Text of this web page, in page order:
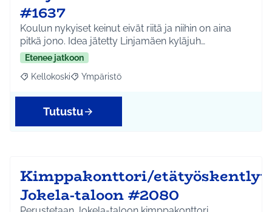
#1637
Koulun nykyiset keinut eivät riitä ja niihin on aina
pitkä jono. Idea jätetty Linjamäen kyläjuh…
Etenee jatkoon
Rajaa tulokset aihepiirin mukaan: Kellokoski
Kellokoski Rajaa tulokset teeman mukaan: Ympäristö
Ympäristö
Tutustu
Kimppakonttori/
Jokela-taloon #2080